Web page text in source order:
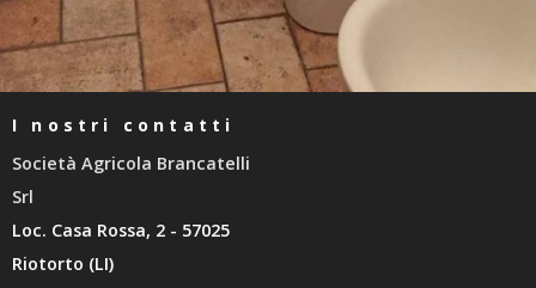
I nostri contatti
Società Agricola Brancatelli
Srl
Loc. Casa Rossa, 2 - 57025
Riotorto (LI)